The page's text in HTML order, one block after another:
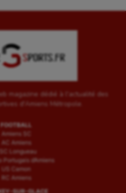
magazine dédié à l'actualité des
d'Amiens Métropole.
FOOTBALL
Amiens SC
AC Amiens
ESC Longueau
Portugais d’Amiens
US Camon
RC Amiens
SUR-GLACE